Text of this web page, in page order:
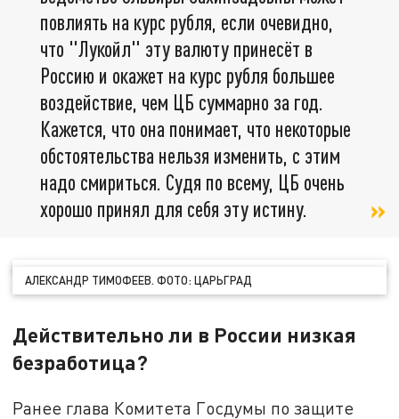
повлиять на курс рубля, если очевидно,
что "Лукойл" эту валюту принесёт в
Россию и окажет на курс рубля большее
воздействие, чем ЦБ суммарно за год.
Кажется, что она понимает, что некоторые
обстоятельства нельзя изменить, с этим
надо смириться. Судя по всему, ЦБ очень
хорошо принял для себя эту истину.
АЛЕКСАНДР ТИМОФЕЕВ. ФОТО: ЦАРЬГРАД
Действительно ли в России низкая
безработица?
Ранее глава Комитета Госдумы по защите